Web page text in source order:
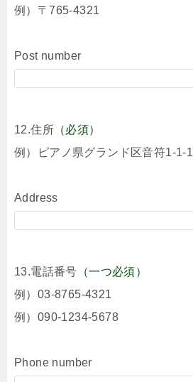
例）〒765-4321
Post number
12.住所 （必須）
例）ピアノ県グランド区音符1-1-1
Address
13.電話番号 （一つ必須）
例）03-8765-4321
例）090-1234-5678
Phone number